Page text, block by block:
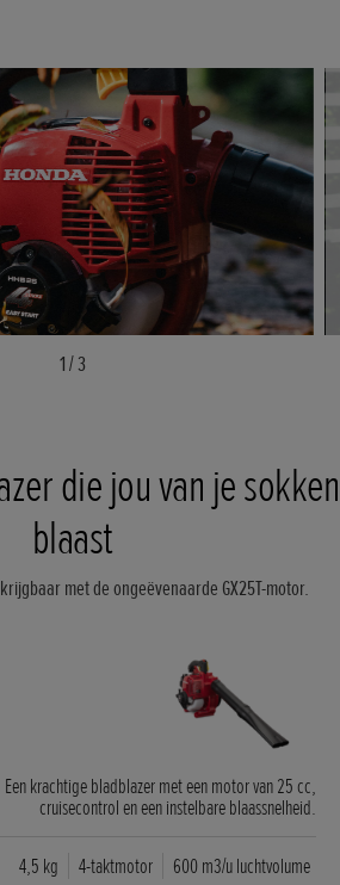
1/3
die jou van je sokken
blaast
met de ongeëvenaarde GX25T-motor.
Een krachtige bladblazer met een motor van 25 cc,
cruisecontrol en een instelbare blaassnelheid.
4,5 kg 4-taktmotor 600 m3/u luchtvolume